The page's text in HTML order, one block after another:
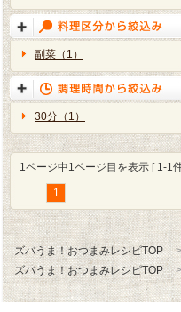
副菜（1）
30分（1）
1ページ中1ページ目を表示 [ 1-1
1
ズバうま！おつまみレシピTOP
ズバうま！おつまみレシピTOP